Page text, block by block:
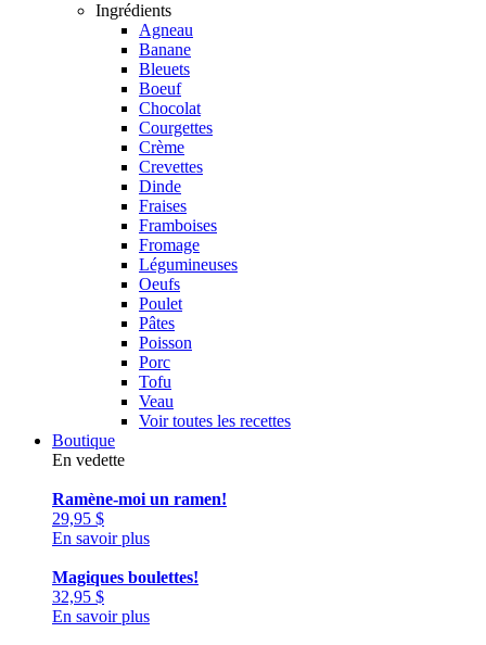
Ingrédients
Agneau
Banane
Bleuets
Boeuf
Chocolat
Courgettes
Crème
Crevettes
Dinde
Fraises
Framboises
Fromage
Légumineuses
Oeufs
Poulet
Pâtes
Poisson
Porc
Tofu
Veau
Voir toutes les recettes
Boutique
En vedette
Ramène-moi un ramen!
29,95 $
En savoir plus
Magiques boulettes!
32,95 $
En savoir plus